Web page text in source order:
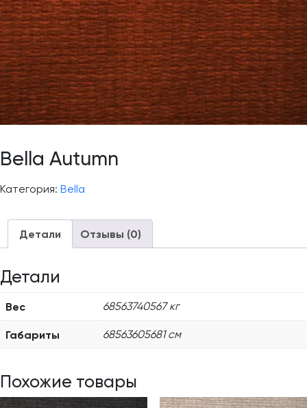
Bella Autumn
Категория: Bella
Детали Отзывы (0)
Детали
Вес 68563740567 кг
Габариты 68563605681 см
Похожие товары